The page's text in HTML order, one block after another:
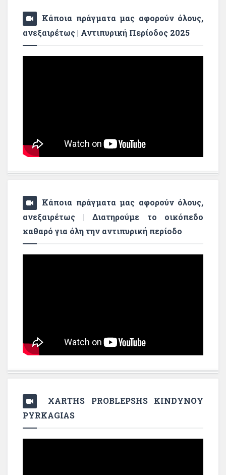
Κάποια πράγματα μας αφορούν όλους,
ανεξαιρέτως | Αντιπυρική Περίοδος 2025
Κάποια πράγματα μας αφορούν όλους,
ανεξαιρέτως | Διατηρούμε το οικόπεδο
καθαρό για όλη την αντιπυρική περίοδο
XARTHS PROBLEPSHS KINDYNOY
PYRKAGIAS